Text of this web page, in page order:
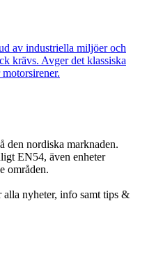
av industriella miljöer och
krävs. Avger det klassiska
den nordiska marknaden.
EN54, även enheter
områden.
nyheter, info samt tips &